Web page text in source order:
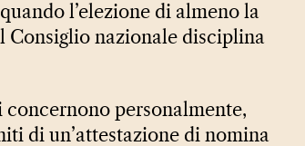
l’elezione di almeno la
Consiglio nazionale disciplina
personalmente,
di un’attestazione di nomina